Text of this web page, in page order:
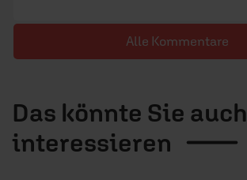
Alle Kommentare
Das könnte Sie auch
interessieren